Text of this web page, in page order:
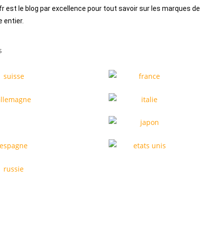
est le blog par excellence pour tout savoir sur les marques de
entier.